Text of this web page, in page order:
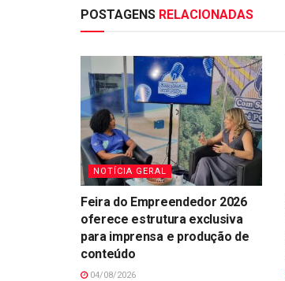
POSTAGENS RELACIONADAS
NOTÍCIA GERAL
Feira do Empreendedor 2026
oferece estrutura exclusiva
para imprensa e produção de
conteúdo
04/08/2026